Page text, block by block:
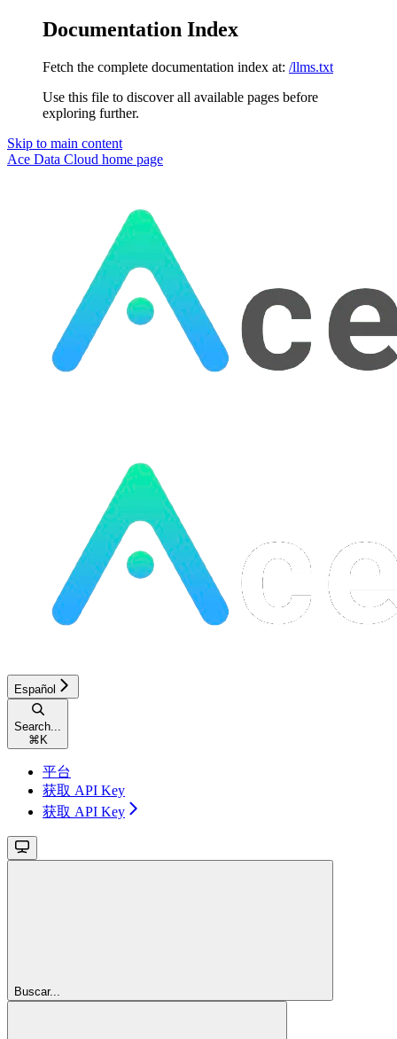
Documentation Index
Fetch the complete documentation index at: /llms.txt
Use this file to discover all available pages before
exploring further.
Skip to main content
Ace Data Cloud home page
Español
Search...
⌘ K
平台
获取 API Key
获取 API Key
Buscar...